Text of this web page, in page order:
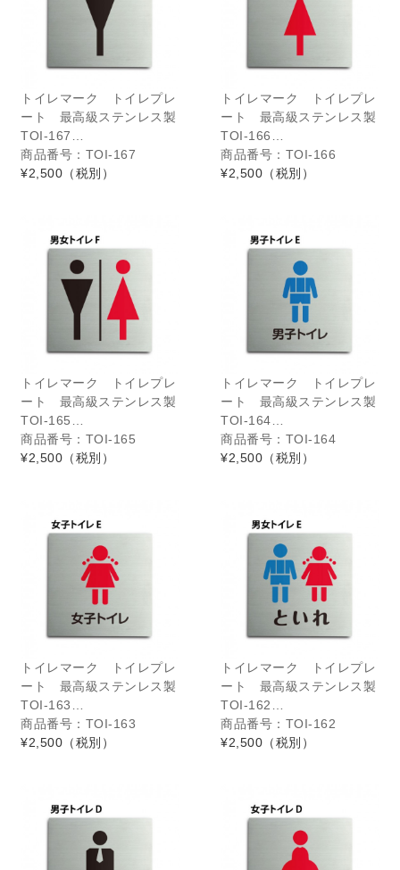
トイレマーク トイレプレ
ート 最高級ステンレス製
TOI-167…
商品番号：TOI-167
¥2,500 （税別）
トイレマーク トイレプレ
ート 最高級ステンレス製
TOI-166…
商品番号：TOI-166
¥2,500 （税別）
トイレマーク トイレプレ
ート 最高級ステンレス製
TOI-165…
商品番号：TOI-165
¥2,500 （税別）
トイレマーク トイレプレ
ート 最高級ステンレス製
TOI-164…
商品番号：TOI-164
¥2,500 （税別）
トイレマーク トイレプレ
ート 最高級ステンレス製
TOI-163…
商品番号：TOI-163
¥2,500 （税別）
トイレマーク トイレプレ
ート 最高級ステンレス製
TOI-162…
商品番号：TOI-162
¥2,500 （税別）